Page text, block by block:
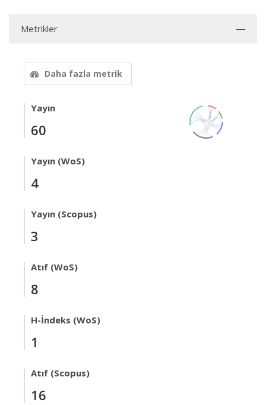
Metrikler
Daha fazla metrik
Yayın
60
Yayın (WoS)
4
Yayın (Scopus)
3
Atıf (WoS)
8
H-İndeks (WoS)
1
Atıf (Scopus)
16